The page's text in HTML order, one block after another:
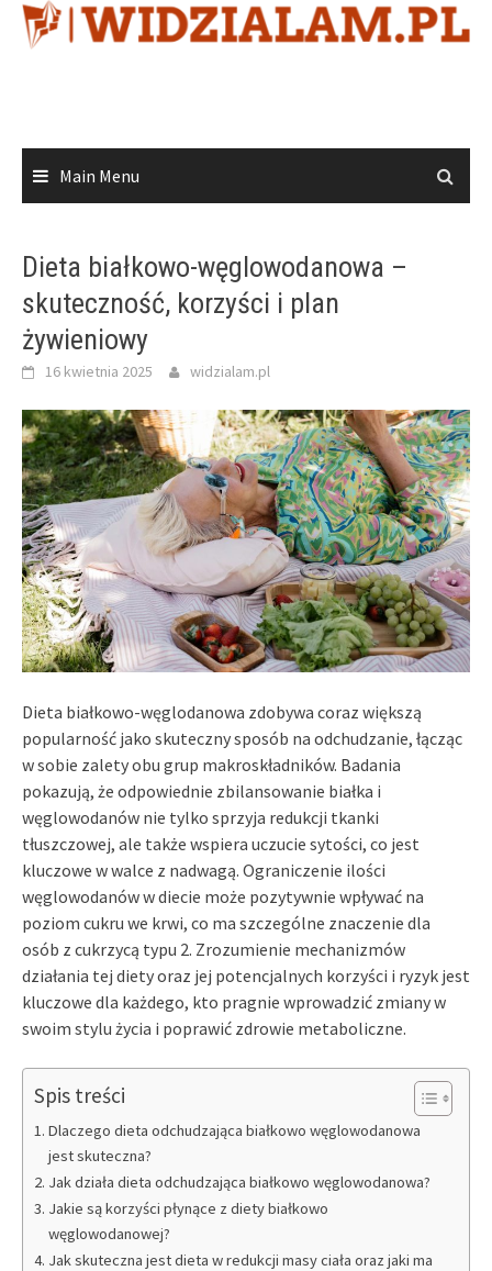
Skip
Main Menu
Dieta białkowo-węglowodanowa –
skuteczność, korzyści i plan
żywieniowy
16 kwietnia 2025 widzialam.pl
Dieta białkowo-węglodanowa zdobywa coraz większą
popularność jako skuteczny sposób na odchudzanie, łącząc
w sobie zalety obu grup makroskładników. Badania
pokazują, że odpowiednie zbilansowanie białka i
węglowodanów nie tylko sprzyja redukcji tkanki
tłuszczowej, ale także wspiera uczucie sytości, co jest
kluczowe w walce z nadwagą. Ograniczenie ilości
węglowodanów w diecie może pozytywnie wpływać na
poziom cukru we krwi, co ma szczególne znaczenie dla
osób z cukrzycą typu 2. Zrozumienie mechanizmów
działania tej diety oraz jej potencjalnych korzyści i ryzyk jest
kluczowe dla każdego, kto pragnie wprowadzić zmiany w
swoim stylu życia i poprawić zdrowie metaboliczne.
Spis treści
Dlaczego dieta odchudzająca białkowo węglowodanowa
jest skuteczna?
Jak działa dieta odchudzająca białkowo węglowodanowa?
Jakie są korzyści płynące z diety białkowo
węglowodanowej?
Jak skuteczna jest dieta w redukcji masy ciała oraz jaki ma